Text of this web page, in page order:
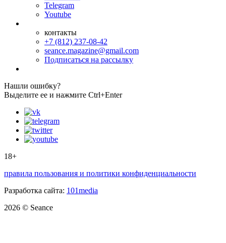
Telegram
Youtube
контакты
+7 (812) 237-08-42
seance.magazine@gmail.com
Подписаться на рассылку
Нашли ошибку?
Выделите ее и нажмите Ctrl+Enter
18+
правила пользования и политики конфиденциальности
Разработка сайта: 101media
2026 © Seance